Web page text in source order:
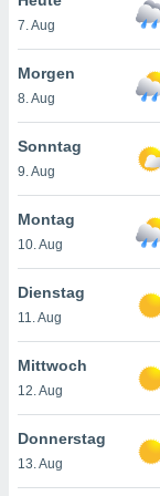
oder
Partner
es uns
das
der
Profil zu
Ihnen
finden
. Sie
jederzeit
Rand
7. Aug
Morgen
8. Aug
Sonntag
9. Aug
Montag
10. Aug
Dienstag
11. Aug
Mittwoch
12. Aug
Donnerstag
13. Aug